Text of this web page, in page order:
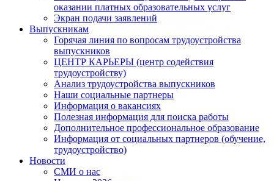
оказании платных образовательных услуг
Экран подачи заявлений
Выпускникам
Горячая линия по вопросам трудоустройства
выпускников
ЦЕНТР КАРЬЕРЫ (центр содействия
трудоустройству)
Анализ трудоустройства выпускников
Наши социальные партнеры
Информация о вакансиях
Полезная информация для поиска работы
Дополнительное профессиональное образование
Информация от социальных партнеров (обучение,
трудоустройство)
Новости
СМИ о нас